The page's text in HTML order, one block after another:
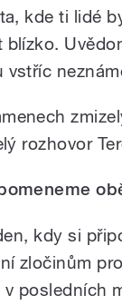
kde ti lidé
rozhovor
kdy si
zločinům
posledních